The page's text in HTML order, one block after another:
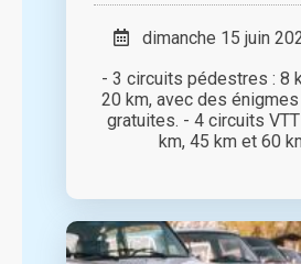
dimanche 15 juin
- 3 circuits pédestres : 8
20 km, avec des
gratuites. - 4 circuits
km, 45 km et 60